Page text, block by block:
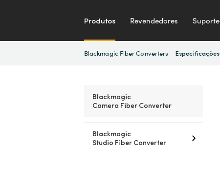
Produtos Revendedores Suporte
Blackmagic Fiber Converters Especificações
Blackmagic
Camera Fiber Converter
Blackmagic
Studio Fiber Converter